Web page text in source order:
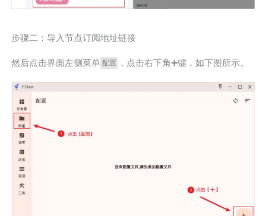
步骤二：导入节点订阅地址链接
然后点击界面左侧菜单 配置 ，点击右下角➕键，如下图所示。